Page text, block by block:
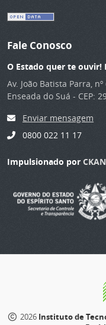
Fale Conosco
O Estado quer te ouvir!
Av. João Batista Parra,
Enseada do Suá - CEP:
Enviar mensagem
0800 022 11 17
Impulsionado por CKAN
2026 Instituto de